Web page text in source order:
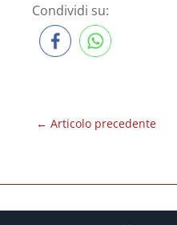
Condividi su:
← Articolo precedente